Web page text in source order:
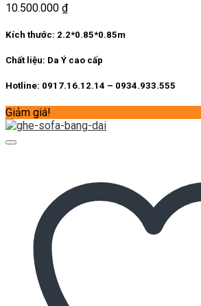
10.500.000 ₫
Kích thước: 2.2*0.85*0.85m
Chất liệu: Da Ý cao cấp
Hotline: 0917.16.12.14 – 0934.933.555
Giảm giá!